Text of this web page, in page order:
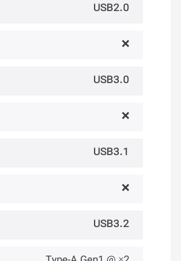
USB2.0
❌
USB3.0
❌
USB3.1
❌
USB3.2